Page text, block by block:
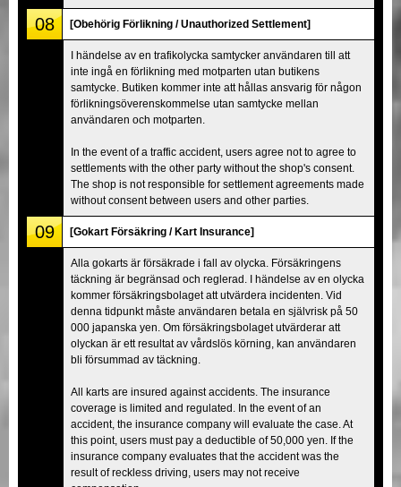
08 [Obehörig Förlikning / Unauthorized Settlement]
I händelse av en trafikolycka samtycker användaren till att
inte ingå en förlikning med motparten utan butikens
samtycke. Butiken kommer inte att hållas ansvarig för någon
förlikningsöverenskommelse utan samtycke mellan
användaren och motparten.
In the event of a traffic accident, users agree not to agree to
settlements with the other party without the shop's consent.
The shop is not responsible for settlement agreements made
without consent between users and other parties.
09 [Gokart Försäkring / Kart Insurance]
Alla gokarts är försäkrade i fall av olycka. Försäkringens
täckning är begränsad och reglerad. I händelse av en olycka
kommer försäkringsbolaget att utvärdera incidenten. Vid
denna tidpunkt måste användaren betala en självrisk på 50
000 japanska yen. Om försäkringsbolaget utvärderar att
olyckan är ett resultat av vårdslös körning, kan användaren
bli försummad av täckning.
All karts are insured against accidents. The insurance
coverage is limited and regulated. In the event of an
accident, the insurance company will evaluate the case. At
this point, users must pay a deductible of 50,000 yen. If the
insurance company evaluates that the accident was the
result of reckless driving, users may not receive